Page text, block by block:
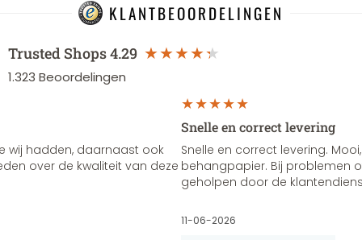
KLANTBEOORDELINGEN
Trusted Shops4.29
1.323 Beoordelingen
wij hadden, daarnaast ook
over de kwaliteit van deze
Snelle en correct levering
Snelle en correct levering.
behangpapier. Bij problemen
geholpen door de
11-06-2026